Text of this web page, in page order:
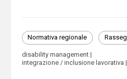
Normativa regionale
disability management
integrazione / inclusione lavorativa